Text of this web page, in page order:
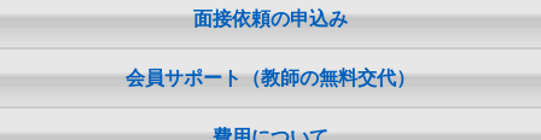
面接依頼の申込み
会員サポート（教師の無料交代）